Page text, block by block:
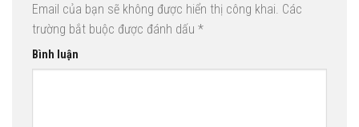
Email của bạn sẽ không được hiển thị công khai. Các
trường bắt buộc được đánh dấu *
Bình luận